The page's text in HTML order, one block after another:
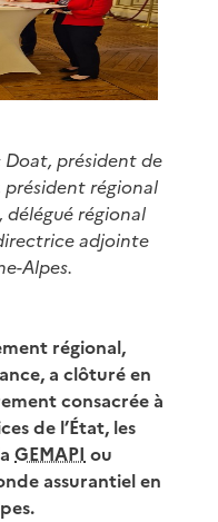
Doat, président de
président régional
régional
adjointe
Alpes.
régional,
a clôturé en
consacrée à
de l’État, les
GEMAPI ou
assurantiel en